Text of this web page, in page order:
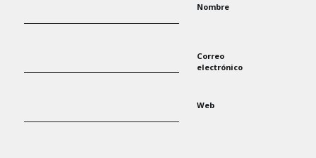
Nombre
Correo
electrónico
Web